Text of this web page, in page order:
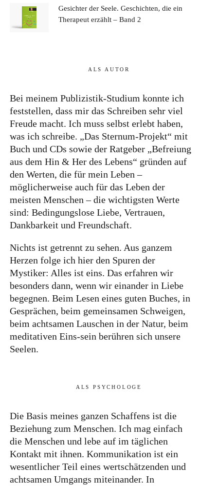
Gesichter der Seele. Geschichten, die ein
Therapeut erzählt – Band 2
ALS AUTOR
Bei meinem Publizistik-Studium konnte ich
feststellen, dass mir das Schreiben sehr viel
Freude macht. Ich muss selbst erlebt haben,
was ich schreibe. „Das Sternum-Projekt“ mit
Buch und CDs sowie der Ratgeber „Befreiung
aus dem Hin & Her des Lebens“ gründen auf
den Werten, die für mein Leben –
möglicherweise auch für das Leben der
meisten Menschen – die wichtigsten Werte
sind: Bedingungslose Liebe, Vertrauen,
Dankbarkeit und Freundschaft.
Nichts ist getrennt zu sehen. Aus ganzem
Herzen folge ich hier den Spuren der
Mystiker: Alles ist eins. Das erfahren wir
besonders dann, wenn wir einander in Liebe
begegnen. Beim Lesen eines guten Buches, in
Gesprächen, beim gemeinsamen Schweigen,
beim achtsamen Lauschen in der Natur, beim
meditativen Eins-sein berühren sich unsere
Seelen.
ALS PSYCHOLOGE
Die Basis meines ganzen Schaffens ist die
Beziehung zum Menschen. Ich mag einfach
die Menschen und lebe auf im täglichen
Kontakt mit ihnen. Kommunikation ist ein
wesentlicher Teil eines wertschätzenden und
achtsamen Umgangs miteinander. In